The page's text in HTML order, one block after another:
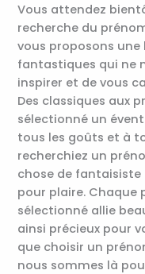
Vous attendez
recherche du
vous proposons une
fantastiques qui ne
inspirer et de vous
Des classiques aux
sélectionné un
tous les goûts et à
recherchiez un
chose de
pour plaire. Chaque
sélectionné allie
ainsi précieux pour
que choisir un
nous sommes là